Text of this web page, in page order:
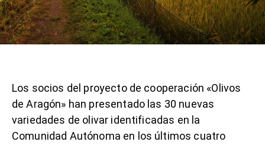
Los socios del proyecto de cooperación «Olivos
de Aragón» han presentado las 30 nuevas
variedades de olivar identificadas en la
Comunidad Autónoma en los últimos cuatro